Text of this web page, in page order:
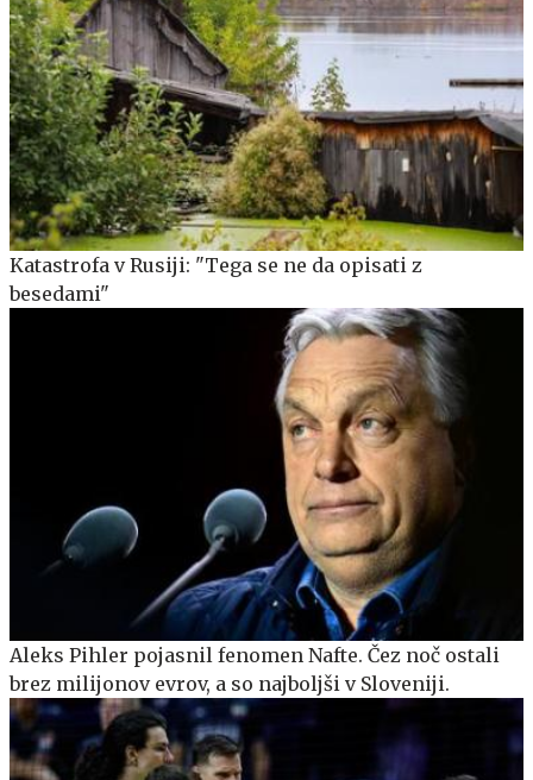
Katastrofa v Rusiji: "Tega se ne da opisati z
besedami"
Aleks Pihler pojasnil fenomen Nafte. Čez noč ostali
brez milijonov evrov, a so najboljši v Sloveniji.